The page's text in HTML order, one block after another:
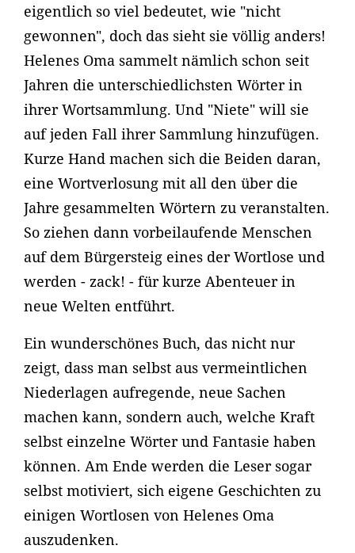
eigentlich so viel bedeutet, wie "nicht
gewonnen", doch das sieht sie völlig anders!
Helenes Oma sammelt nämlich schon seit
Jahren die unterschiedlichsten Wörter in
ihrer Wortsammlung. Und "Niete" will sie
auf jeden Fall ihrer Sammlung hinzufügen.
Kurze Hand machen sich die Beiden daran,
eine Wortverlosung mit all den über die
Jahre gesammelten Wörtern zu veranstalten.
So ziehen dann vorbeilaufende Menschen
auf dem Bürgersteig eines der Wortlose und
werden - zack! - für kurze Abenteuer in
neue Welten entführt.
Ein wunderschönes Buch, das nicht nur
zeigt, dass man selbst aus vermeintlichen
Niederlagen aufregende, neue Sachen
machen kann, sondern auch, welche Kraft
selbst einzelne Wörter und Fantasie haben
können. Am Ende werden die Leser sogar
selbst motiviert, sich eigene Geschichten zu
einigen Wortlosen von Helenes Oma
auszudenken.